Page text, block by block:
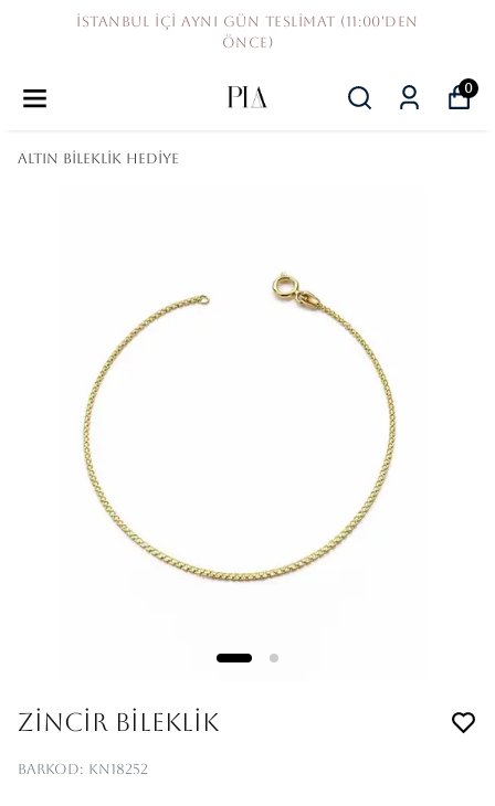
UYGUN FİYAT GARANTİSİ
0
Altın Bileklik Hediye
ZİNCİR BİLEKLİK
Barkod: KN18252